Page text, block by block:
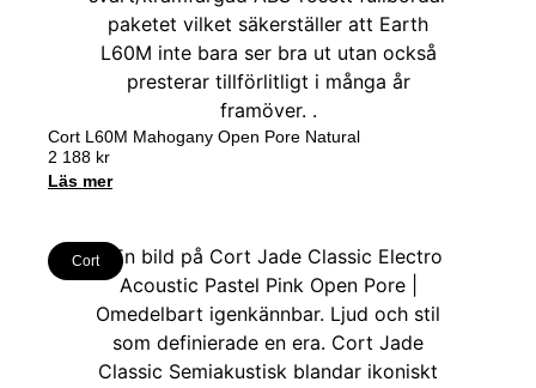
Cort L60M Mahogany Open Pore Natural
2 188 kr
Läs mer
Cort